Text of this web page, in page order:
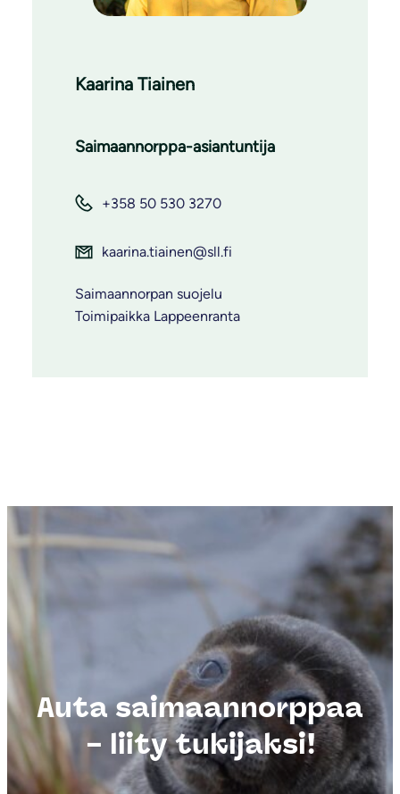
Kaarina Tiainen
Saimaannorppa-asiantuntija
+358 50 530 3270
kaarina.tiainen@sll.fi
Saimaannorpan suojelu
Toimipaikka Lappeenranta
Auta saimaannorppaa
– liity tukijaksi!